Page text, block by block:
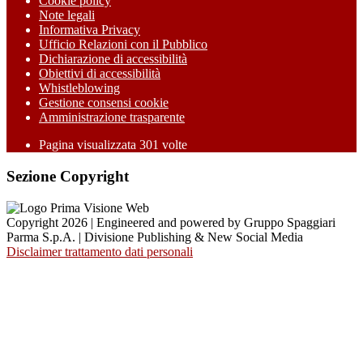
Note legali
Informativa Privacy
Ufficio Relazioni con il Pubblico
Dichiarazione di accessibilità
Obiettivi di accessibilità
Whistleblowing
Gestione consensi cookie
Amministrazione trasparente
Pagina visualizzata 301 volte
Sezione Copyright
Copyright 2026 | Engineered and powered by Gruppo Spaggiari
Parma S.p.A. | Divisione Publishing & New Social Media
Disclaimer trattamento dati personali